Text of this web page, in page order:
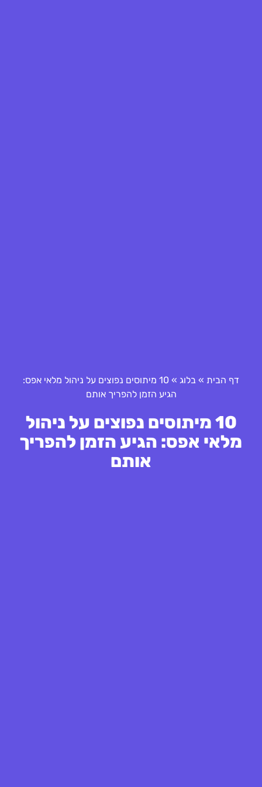
דף הבית » בלוג »
10 מיתוסים נפוצים על ניהול מלאי אפס:
הגיע הזמן להפריך אותם
10 מיתוסים נפוצים על ניהול
מלאי אפס: הגיע הזמן להפריך
אותם